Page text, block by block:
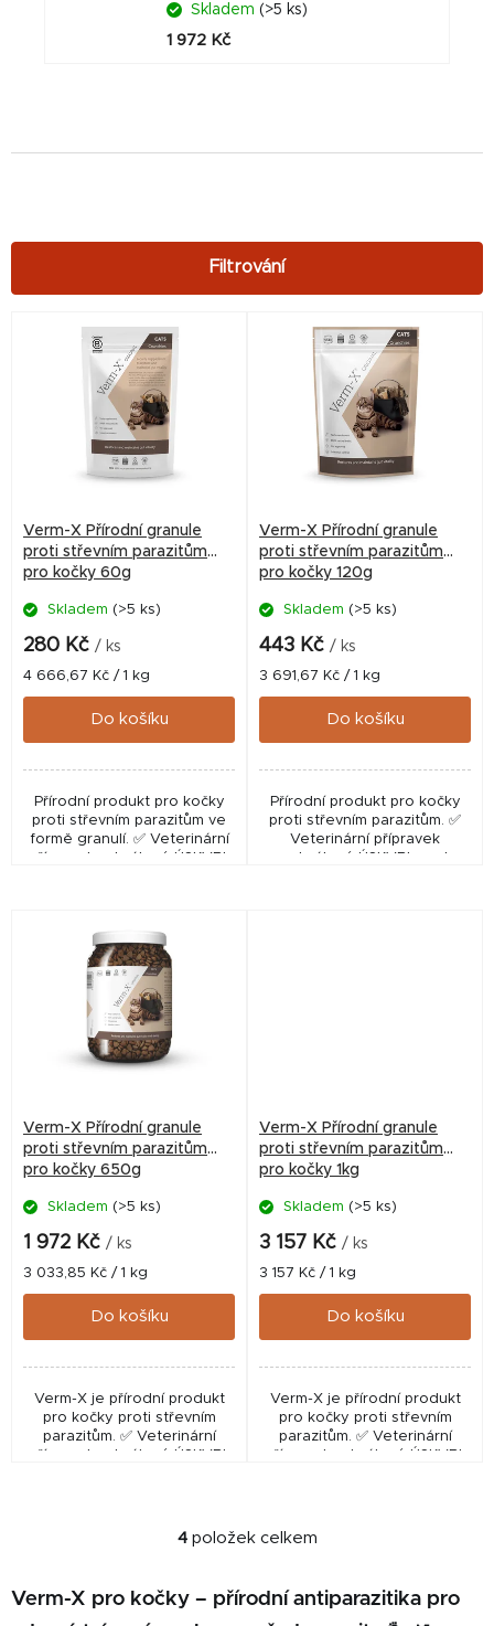
Skladem (>5 ks)
1 972 Kč
o
d
Verm-X Přírodní granule
proti střevním parazitům
pro kočky 60g
Skladem (>5 ks)
280 Kč / ks
Měrná
cena:
4 666,67 Kč / 1 kg
Do košíku
Přírodní produkt pro kočky
proti střevním parazitům ve
formě granulí. ✅ Veterinární
přípravek schválený ÚSKVBL
Verm-X Přírodní granule
proti střevním parazitům
pro kočky 120g
Skladem (>5 ks)
443 Kč / ks
Měrná
cena:
3 691,67 Kč / 1 kg
Do košíku
Přírodní produkt pro kočky
proti střevním parazitům. ✅
Veterinární přípravek
schválený ÚSKVBL pod
Verm-X Přírodní granule
proti střevním parazitům
pro kočky 650g
Skladem (>5 ks)
1 972 Kč / ks
Měrná
cena:
3 033,85 Kč / 1 kg
Do košíku
Verm-X je přírodní produkt
pro kočky proti střevním
parazitům. ✅ Veterinární
Verm-X Přírodní granule
proti střevním parazitům
pro kočky 1kg
Skladem (>5 ks)
3 157 Kč / ks
Měrná
cena:
3 157 Kč / 1 kg
Do košíku
Verm-X je přírodní produkt
pro kočky proti střevním
parazitům. ✅ Veterinární
O
l
4položek celkem
Verm-X pro kočky – přírodní antiparazitika pro